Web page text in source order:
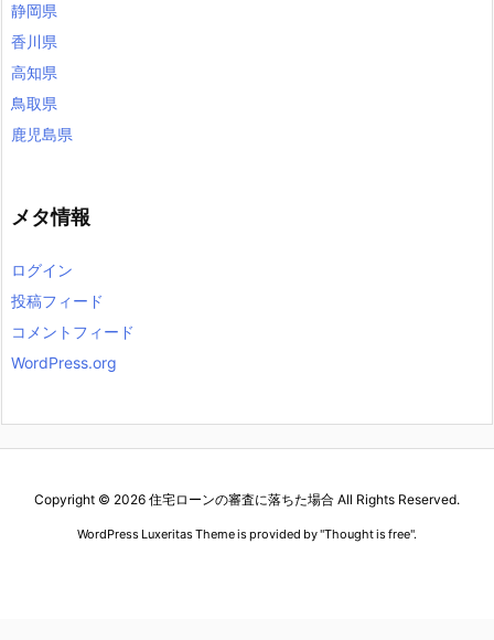
静岡県
香川県
高知県
鳥取県
鹿児島県
メタ情報
ログイン
投稿フィード
コメントフィード
WordPress.org
Copyright © 2026 住宅ローンの審査に落ちた場合 All Rights Reserved.
WordPress Luxeritas Theme is provided by "Thought is free".